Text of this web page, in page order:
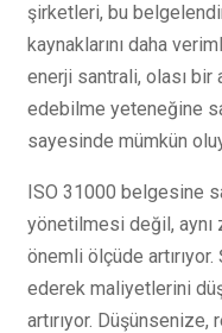
şirketleri, bu
kaynaklarını daha
enerji santrali, olası bir
edebilme yeteneğine
sayesinde mümkün
ISO 31000 belgesine
yönetilmesi değil, aynı
önemli ölçüde
ederek maliyetlerini
artırıyor.